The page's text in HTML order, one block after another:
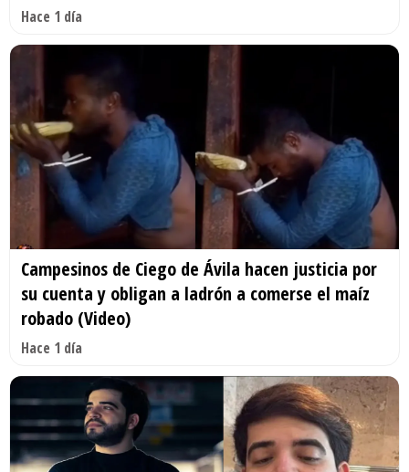
Hace 1 día
Campesinos de Ciego de Ávila hacen justicia por
su cuenta y obligan a ladrón a comerse el maíz
robado (Video)
Hace 1 día